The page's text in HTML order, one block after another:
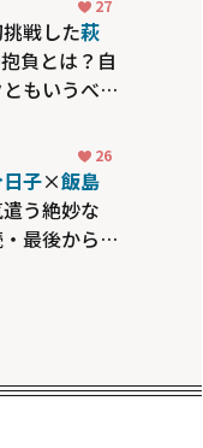
27
戦した萩
負とは？自
もいうべ
せつけ
み
26
子×飯島
う絶妙な
最後から
に実現し
み」